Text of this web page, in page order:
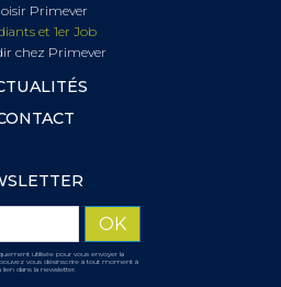
Primever
et 1er Job
chez Primever
utilisée pour vous envoyer la
vous désinscrire à tout moment à
lien dans la newsletter.